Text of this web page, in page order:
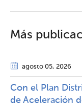
Más
agosto 05, 2026
Con el Plan
de Aceleración